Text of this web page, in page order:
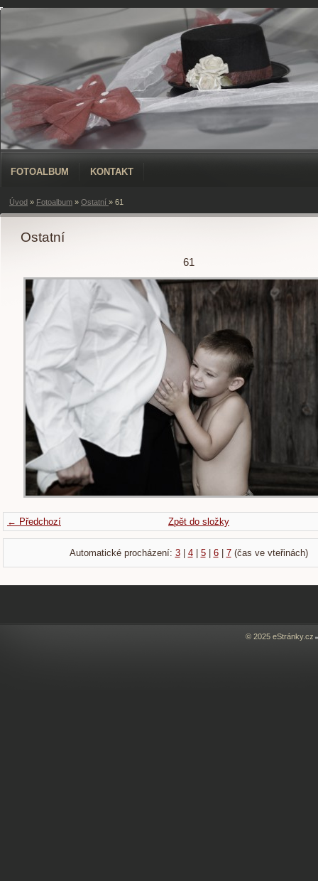
FOTOALBUM KONTAKT
Úvod » Fotoalbum » Ostatní » 61
Ostatní
61
← Předchozí Zpět do složky
Automatické procházení: 3| 4| 5| 6| 7(čas ve vteřinách)
© 2025 eStránky.cz